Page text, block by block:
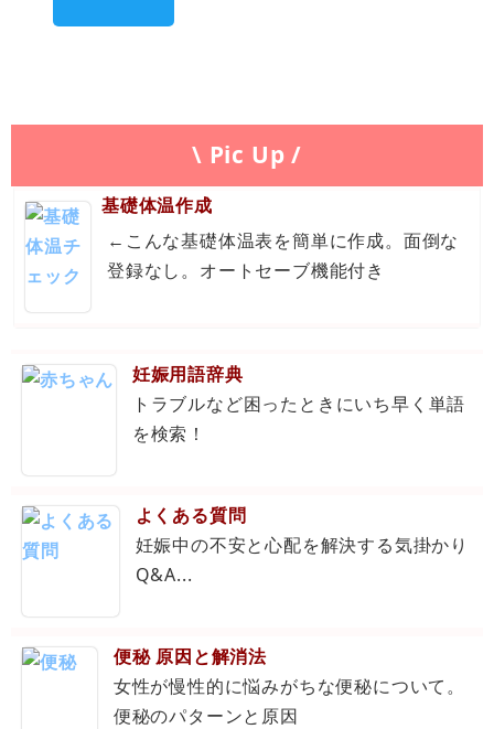
\ Pic Up /
基礎体温作成
←こんな基礎体温表を簡単に作成。面倒な
登録なし。オートセーブ機能付き
妊娠用語辞典
トラブルなど困ったときにいち早く単語
を検索！
よくある質問
妊娠中の不安と心配を解決する気掛かり
Q&A...
便秘 原因と解消法
女性が慢性的に悩みがちな便秘について。
便秘のパターンと原因